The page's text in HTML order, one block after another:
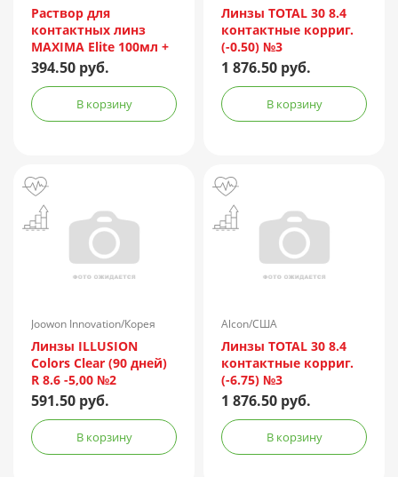
Нидерланды
Раствор для
контактных линз
MAXIMA Elite 100мл +
контейнер
394.50 руб.
В корзину
Линзы TOTAL 30 8.4
контактные корриг.
(-0.50) №3
1 876.50 руб.
В корзину
Joowon Innovation/Корея
Линзы ILLUSION
Colors Clear (90 дней)
R 8.6 -5,00 №2
591.50 руб.
В корзину
Alcon/США
Линзы TOTAL 30 8.4
контактные корриг.
(-6.75) №3
1 876.50 руб.
В корзину